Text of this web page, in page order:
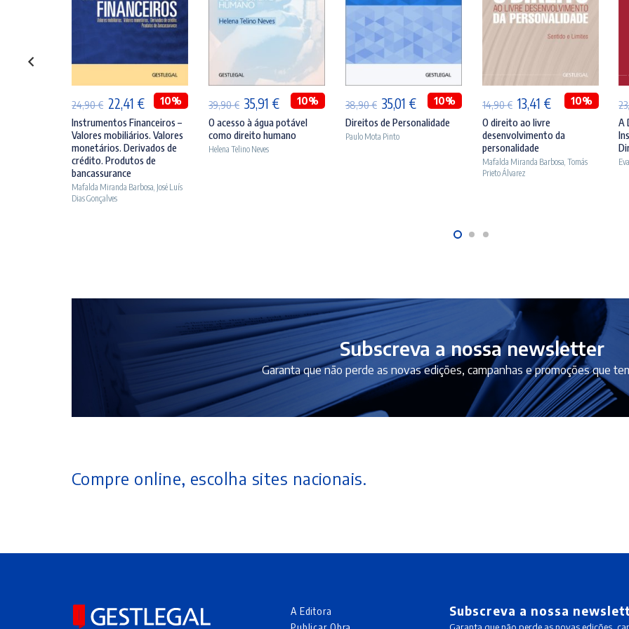
ADICIONAR
24,90€ O
preço
original
era:
24,90 €.
22,41 €O
preço
atual
é:
10%
Instrumentos Financeiros –
Valores mobiliários. Valores
monetários. Derivados de
crédito. Produtos de
bancassurance
Mafalda Miranda Barbosa, José Luís
Dias Gonçalves
39,90€ O
preço
original
35,91 €O
preço
atual
10%
O acesso à água potável
como direito humano
Helena Telino Neves
ADICIONAR
38,90€ O
preço
original
35,01 €O
preço
10%
Direitos de Personalidade
Paulo Mota Pinto
14,90€ O
preço
original
era:
14,90 €.
13,41 €O
preço
atual
é:
10%
O direito ao livre
desenvolvimento da
personalidade
Mafalda Miranda Barbosa, Tomás
Prieto Álvarez
A
Subscreva a nossa newsletter
Garanta que não perde as novas edições, campanhas e promoções que
Compre online, escolha sites nacionais.
A Editora
Subscreva a nossa
Garanta que não perde as novas edições,